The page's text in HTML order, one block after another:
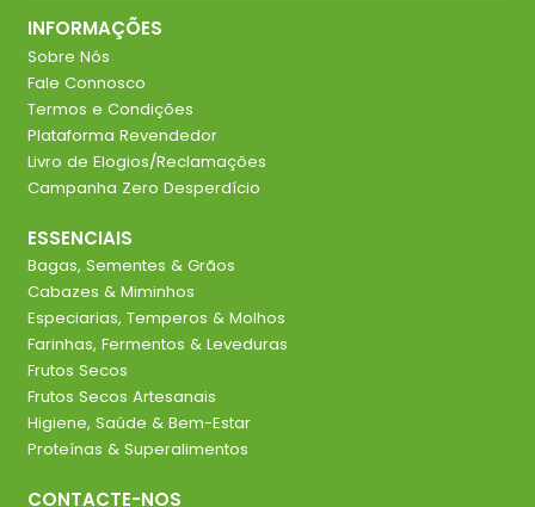
INFORMAÇÕES
Sobre Nós
Fale Connosco
Termos e Condições
Plataforma Revendedor
Livro de Elogios/Reclamações
Campanha Zero Desperdício
ESSENCIAIS
Bagas, Sementes & Grãos
Cabazes & Miminhos
Especiarias, Temperos & Molhos
Farinhas, Fermentos & Leveduras
Frutos Secos
Frutos Secos Artesanais
Higiene, Saúde & Bem-Estar
Proteínas & Superalimentos
CONTACTE-NOS